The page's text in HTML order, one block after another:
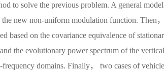
to solve the previous problem. A general
new non-uniform modulation function. Then
based on the covariance equivalence of
the evolutionary power spectrum of the
domains. Finally， two cases of